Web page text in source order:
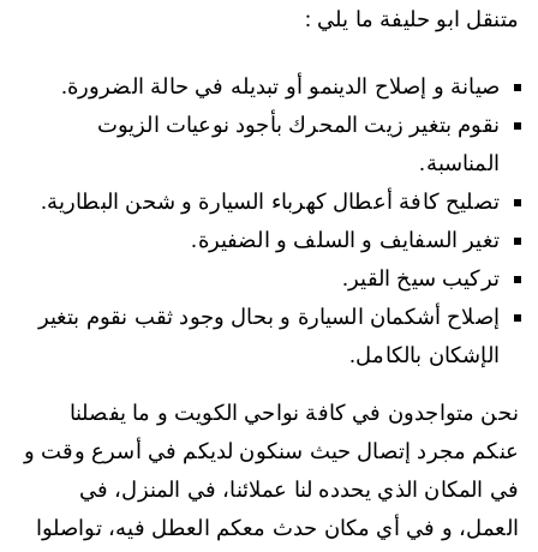
متنقل ابو حليفة ما يلي :
صيانة و إصلاح الدينمو أو تبديله في حالة الضرورة.
نقوم بتغير زيت المحرك بأجود نوعيات الزيوت
المناسبة.
تصليح كافة أعطال كهرباء السيارة و شحن البطارية.
تغير السفايف و السلف و الضفيرة.
تركيب سيخ القير.
إصلاح أشكمان السيارة و بحال وجود ثقب نقوم بتغير
الإشكان بالكامل.
نحن متواجدون في كافة نواحي الكويت و ما يفصلنا
عنكم مجرد إتصال حيث سنكون لديكم في أسرع وقت و
في المكان الذي يحدده لنا عملائنا، في المنزل، في
العمل، و في أي مكان حدث معكم العطل فيه، تواصلوا